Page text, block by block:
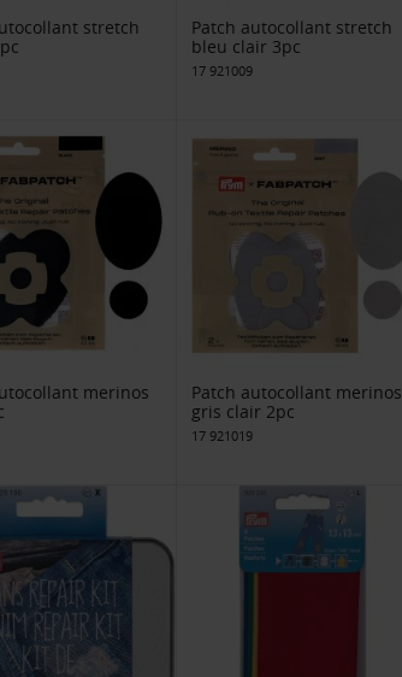
stretch
Patch autocollant stretch
bleu clair 3pc
17 921009
merinos
Patch autocollant merinos
gris clair 2pc
17 921019